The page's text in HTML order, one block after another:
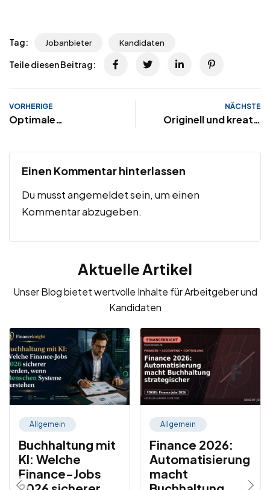
Tag: Jobanbieter Kandidaten
Teile diesen Beitrag:
VORHERIGE
Optimale
NÄCHSTE
Originell und kreativ
Einen Kommentar hinterlassen
Du musstangemeldetsein, um einen
Kommentar abzugeben.
Aktuelle Artikel
Unser Blog bietet wertvolle Inhalte für Arbeitgeber und
Kandidaten
Allgemein
Buchhaltung mit
KI: Welche
Finance-Jobs
Allgemein
Finance 2026:
Automatisierung
macht